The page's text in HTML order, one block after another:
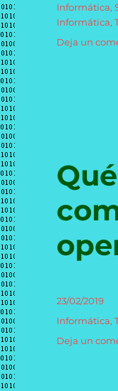
Categorías
Informática,
Informática,
Deja un
Publicado
23/02/2019
Categorías
Informática,
Deja un